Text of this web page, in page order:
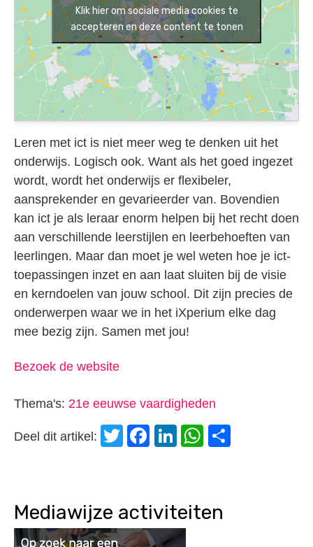
Klik hier om sociale media cookies te
accepteren en deze content te tonen
Leren met ict is niet meer weg te denken uit het
onderwijs. Logisch ook. Want als het goed ingezet
wordt, wordt het onderwijs er flexibeler,
aansprekender en gevarieerder van. Bovendien
kan ict je als leraar enorm helpen bij het recht doen
aan verschillende leerstijlen en leerbehoeften van
leerlingen. Maar dan moet je wel weten hoe je ict-
toepassingen inzet en aan laat sluiten bij de visie
en kerndoelen van jouw school. Dit zijn precies de
onderwerpen waar we in het iXperium elke dag
mee bezig zijn. Samen met jou!
Bezoek de website
Thema's: 21e eeuwse vaardigheden
Deel dit artikel: Twitter
Facebook
LinkedIn
WhatsApp
Mediawijze activiteiten